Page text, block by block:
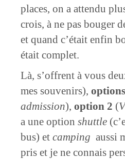
places, on a attendu
crois, à ne pas bouger
et quand c’était enfin
était complet.
Là, s’offrent à vous
mes souvenirs),
admission),option 2 (
a une optionshuttle
bus) etcampingaussi
pris et je ne connais